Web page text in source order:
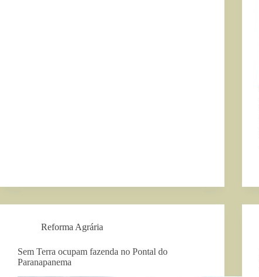
Reforma Agrária
Sem Terra ocupam fazenda no Pontal do
Paranapanema